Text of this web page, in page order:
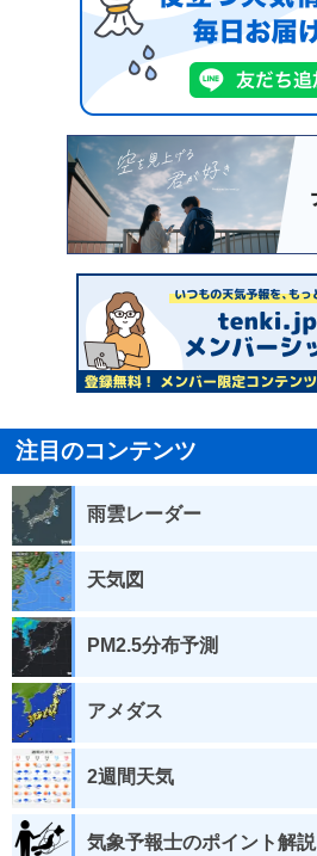
注目のコンテンツ
雨雲レーダー
天気図
PM2.5分布予測
アメダス
2週間天気
気象予報士のポイント解説